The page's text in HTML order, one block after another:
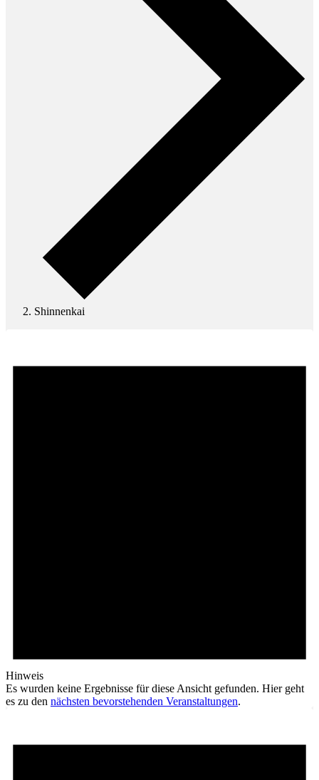
Shinnenkai
Hinweis
Es wurden keine Ergebnisse für diese Ansicht gefunden. Hier geht
es zu den nächsten bevorstehenden Veranstaltungen.